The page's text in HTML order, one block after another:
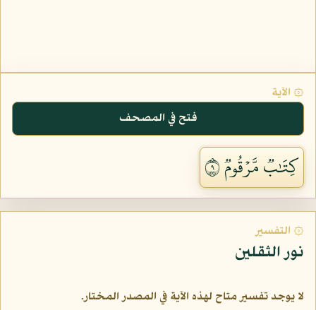
۞ الآية
فتح في المصحف
كِتَٰبٞ مَّرۡقُومٞ ٩
۞ التفسير
نور الثقلين
لا يوجد تفسير متاح لهذه الآية في المصدر المختار.